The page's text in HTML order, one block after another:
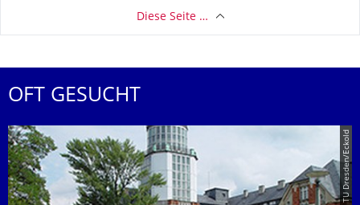
Diese Seite …
OFT GESUCHT
© TU Dresden/Eckold